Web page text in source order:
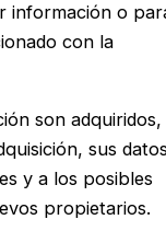
información o
con la
son adquiridos,
sus
y a los posibles
propietarios.